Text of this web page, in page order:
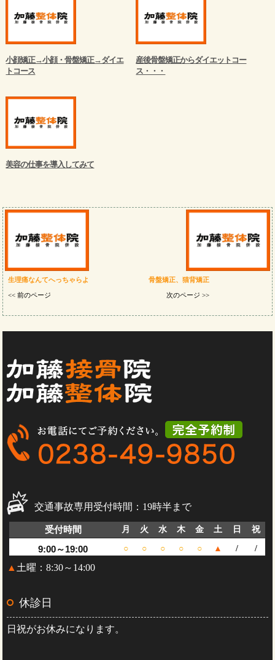
小顔矯正→小顔・骨盤矯正→ダイエ
トコース
産後骨盤矯正からダイエットコー
ス・・・
美容の仕事を導入してみて
生理痛なんてへっちゃらよ
<< 前のページ
骨盤矯正、猫背矯正
次のページ >>
交通事故専用受付時間：19時半まで
受付時間 月 火 水 木 金 土 日 祝
9:00～19:00 ○ ○ ○ ○ ○ ▲ / /
▲ 土曜：8:30～14:00
休診日
日祝がお休みになります。